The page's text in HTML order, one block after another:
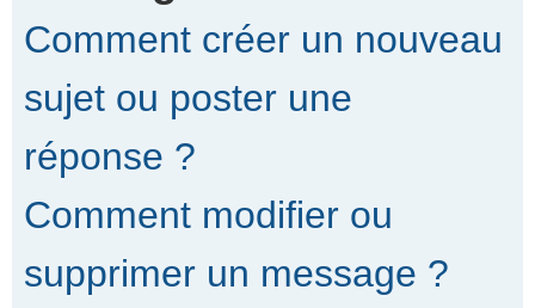
Comment créer un nouveau
sujet ou poster une
réponse ?
Comment modifier ou
supprimer un message ?